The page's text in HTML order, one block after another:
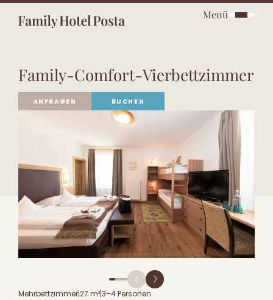
Menü
Family-Comfort-Vierbettzimmer
ANFRAGEN BUCHEN
Mehrbettzimmer|27 m²|3–4 Personen